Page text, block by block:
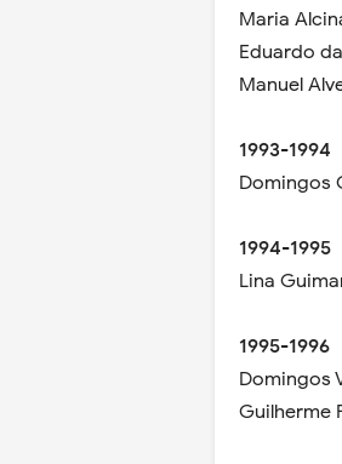
Maria
Eduardo
Manuel
1993-1994
Domingos
1994-1995
Lina
1995-1996
Domingos
Guilherme